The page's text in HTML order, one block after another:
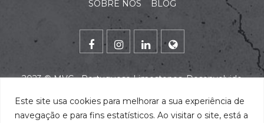
Este site usa cookies para melhorar a sua experiência de
navegação e para fins estatísticos. Ao visitar o site, está a
SOBRE NÓS BLOG
2023 ©MVC - Portuguese Limestones. Desenvolvido